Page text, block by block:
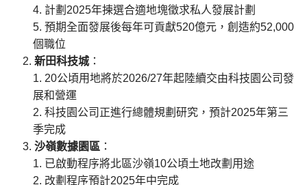
計劃2025年揀選合適地塊徵求私人發展計劃
預期全面發展後每年可貢獻520億元，創造約52,000
個職位
新田科技城：
20公頃用地將於2026/27年起陸續交由科技園公司發
展和營運
科技園公司正進行總體規劃研究，預計2025年第三
季完成
沙嶺數據園區 ：
已啟動程序將北區沙嶺10公頃土地改劃用途
改劃程序預計2025年中完成